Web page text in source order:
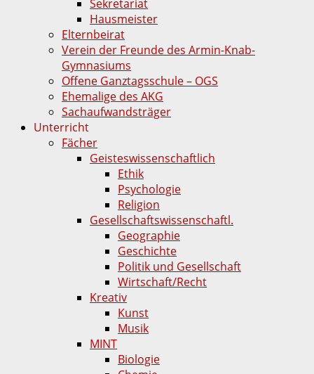
Sekretariat
Hausmeister
Elternbeirat
Verein der Freunde des Armin-Knab-
Gymnasiums
Offene Ganztagsschule – OGS
Ehemalige des AKG
Sachaufwandsträger
Unterricht
Fächer
Geisteswissenschaftlich
Ethik
Psychologie
Religion
Gesellschaftswissenschaftl.
Geographie
Geschichte
Politik und Gesellschaft
Wirtschaft/Recht
Kreativ
Kunst
Musik
MINT
Biologie